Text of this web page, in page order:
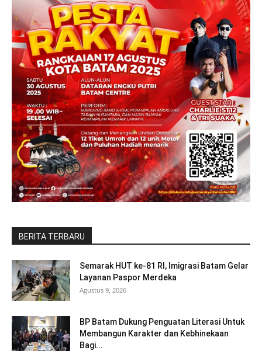
BERITA TERBARU
Semarak HUT ke-81 RI, Imigrasi Batam Gelar
Layanan Paspor Merdeka
Agustus 9, 2026
BP Batam Dukung Penguatan Literasi Untuk
Membangun Karakter dan Kebhinekaan
Bagi...